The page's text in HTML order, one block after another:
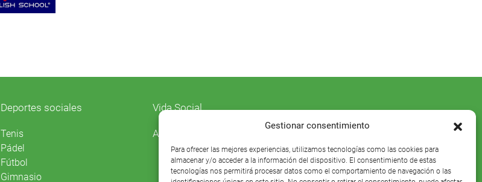
Gestionar consentimiento
Para ofrecer las mejores experiencias, utilizamos tecnologías como las cookies para
almacenar y/o acceder a la información del dispositivo. El consentimiento de estas
tecnologías nos permitirá procesar datos como el comportamiento de navegación o las
Deportes sociales
Tenis
Pádel
Fútbol
Gimnasio
Vida Social
Agenda